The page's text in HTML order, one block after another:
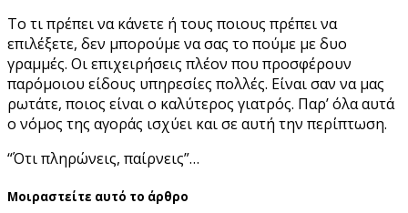
Το τι πρέπει να κάνετε ή τους ποιους πρέπει να
επιλέξετε, δεν μπορούμε να σας το πούμε με δυο
γραμμές. Οι επιχειρήσεις πλέον που προσφέρουν
παρόμοιου είδους υπηρεσίες πολλές. Είναι σαν να μας
ρωτάτε, ποιος είναι ο καλύτερος γιατρός. Παρ’ όλα αυτά
ο νόμος της αγοράς ισχύει και σε αυτή την περίπτωση.
“Ότι πληρώνεις, παίρνεις”…
Μοιραστείτε αυτό το άρθρο